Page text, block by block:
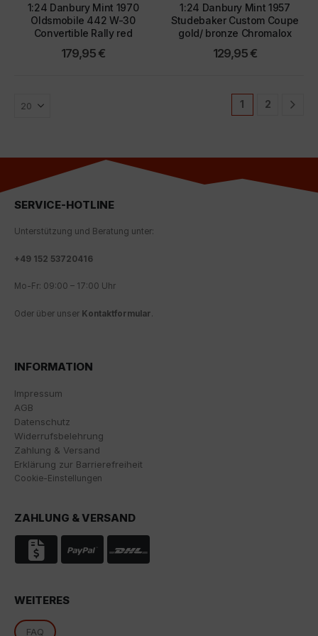
1:24 Danbury Mint 1970
Oldsmobile 442 W-30
Convertible Rally red
179,95 €
1:24 Danbury Mint 1957
Studebaker Custom Coupe
gold/ bronze Chromalox
129,95 €
1 2
SERVICE-HOTLINE
Unterstützung und Beratung unter:
+49 152 53720416
Mo-Fr: 09:00 – 17:00 Uhr
Oder über unser Kontaktformular.
INFORMATION
Impressum
AGB
Datenschutz
Widerrufsbelehrung
Zahlung & Versand
Erklärung zur Barrierefreiheit
Cookie-Einstellungen
ZAHLUNG & VERSAND
WEITERES
FAQ